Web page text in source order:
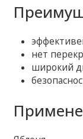
нет
широкий